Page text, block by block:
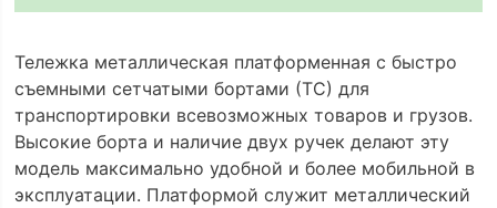
Тележка металлическая платформенная с быстро
съемными сетчатыми бортами (ТС) для
транспортировки всевозможных товаров и грузов.
Высокие борта и наличие двух ручек делают эту
модель максимально удобной и более мобильной в
эксплуатации. Платформой служит металлический